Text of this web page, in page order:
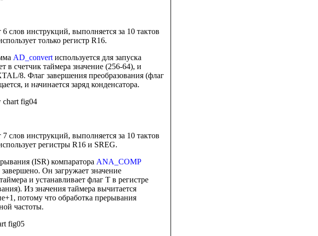
слов инструкций, выполняется за 10 тактов
только регистр R16.
AD_convert используется для запуска
в счетчик таймера значение (256-64), и
8. Флаг завершения преобразования (флаг
и начинается заряд конденсатора.
слов инструкций, выполняется за 10 тактов
регистры R16 и SREG.
(ISR) компаратора ANA_COMP
Он загружает значение
и устанавливает флаг T в регистре
Из значения таймера вычитается
потому что обработка прерывания
частоты.